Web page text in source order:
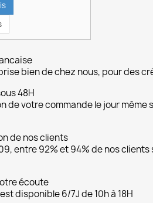
bien de chez nous, pour des
48H
de votre commande le jour même
de nos clients
entre 92% et 94% de nos
écoute
disponible 6/7J de 10h à 18H